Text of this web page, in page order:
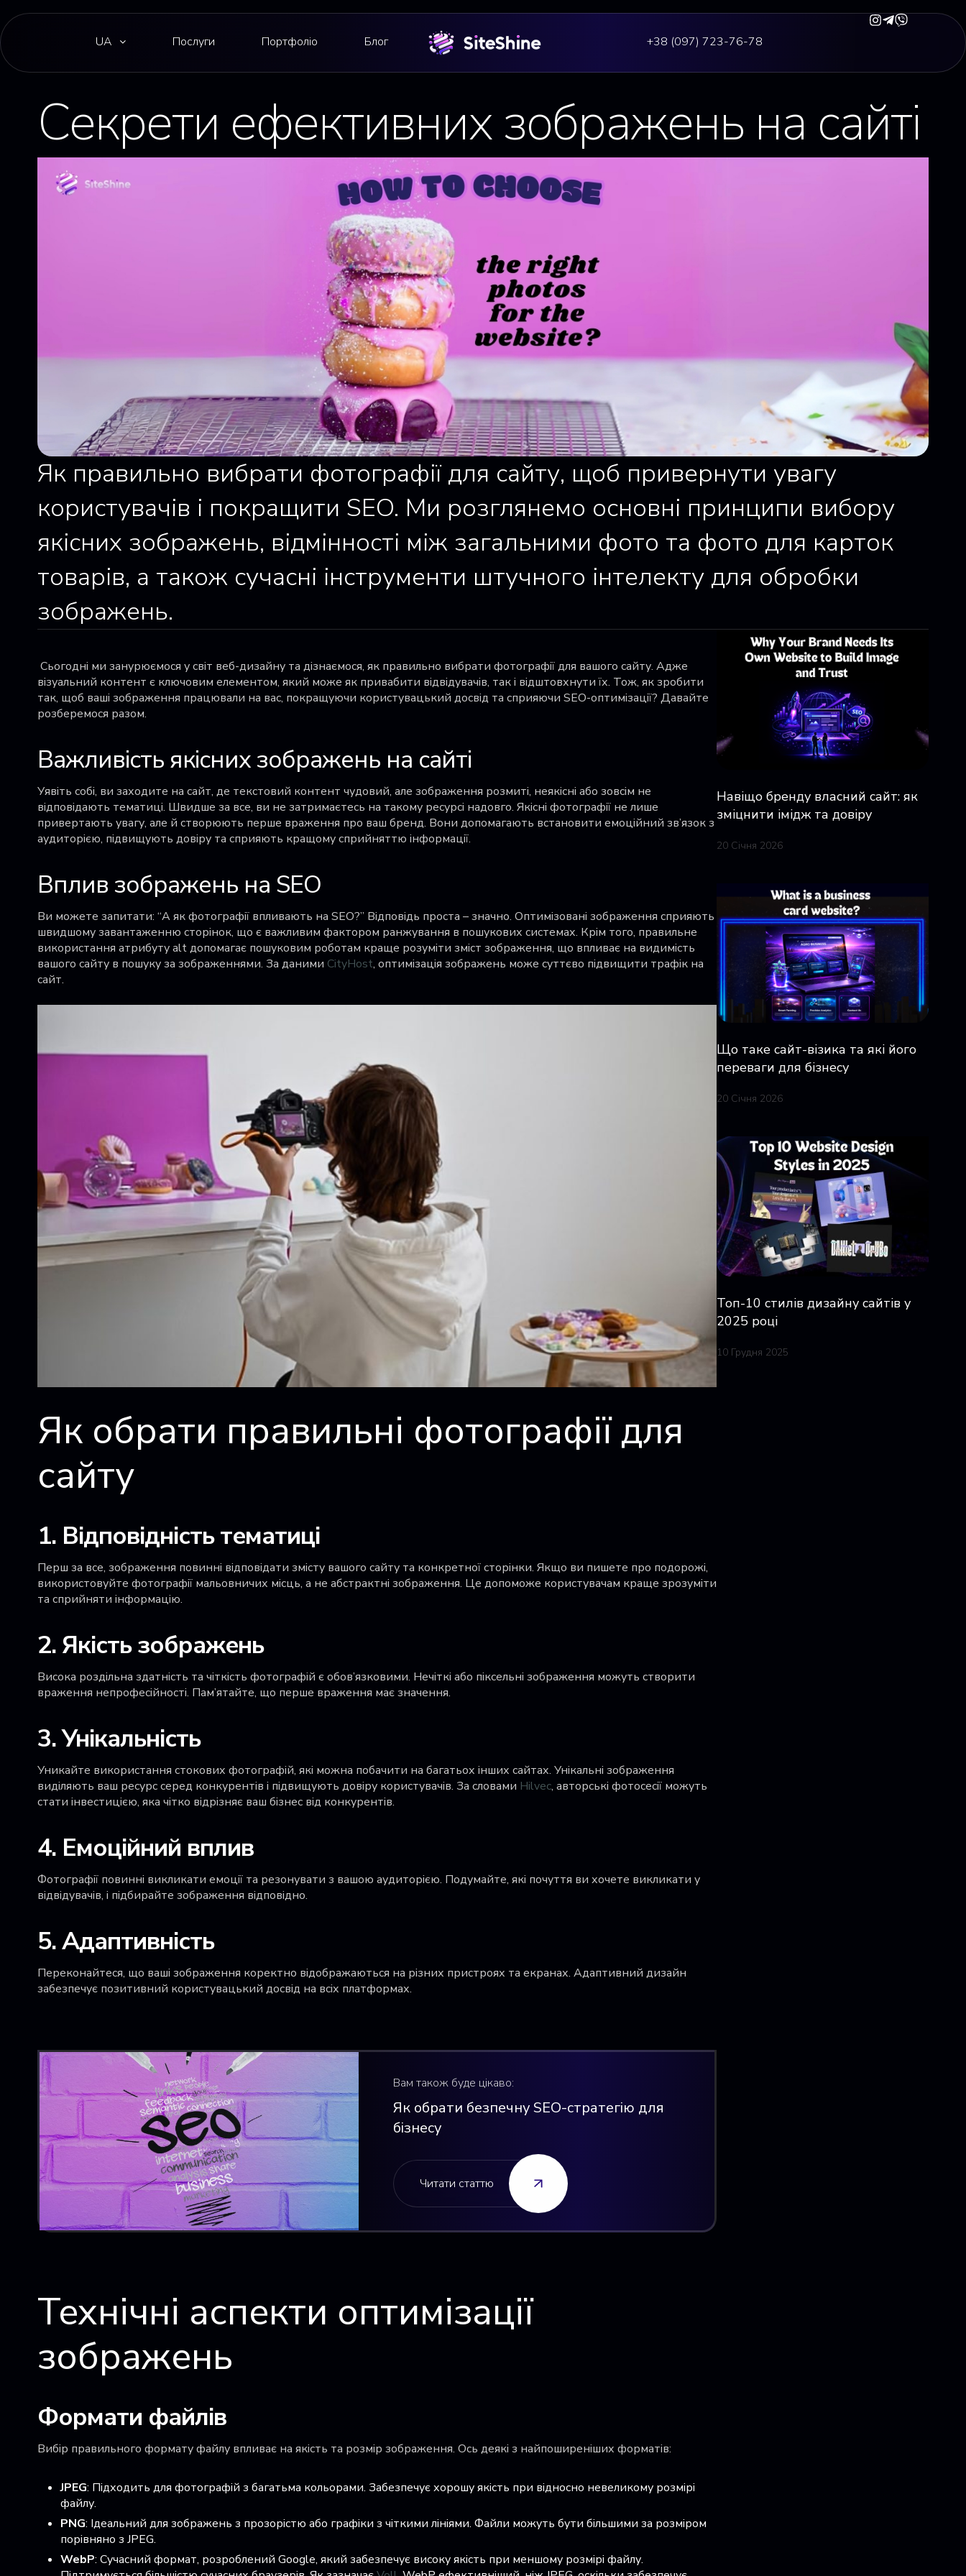
UA Послуги Портфоліо Блог +38 (097) 723-76-78
Секрети ефективних зображень на сайті
Як правильно вибрати фотографії для сайту, щоб привернути увагу
користувачів і покращити SEO. Ми розглянемо основні принципи вибору
якісних зображень, відмінності між загальними фото та фото для карток
товарів, а також сучасні інструменти штучного інтелекту для обробки
зображень.
Сьогодні ми занурюємося у світ веб-дизайну та дізнаємося, як правильно вибрати фотографії для вашого сайту. Адже
візуальний контент є ключовим елементом, який може як привабити відвідувачів, так і відштовхнути їх. Тож, як зробити
так, щоб ваші зображення працювали на вас, покращуючи користувацький досвід та сприяючи SEO-оптимізації? Давайте
розберемося разом.
Важливість якісних зображень на сайті
Уявіть собі, ви заходите на сайт, де текстовий контент чудовий, але зображення розмиті, неякісні або зовсім не
відповідають тематиці. Швидше за все, ви не затримаєтесь на такому ресурсі надовго. Якісні фотографії не лише
привертають увагу, але й створюють перше враження про ваш бренд. Вони допомагають встановити емоційний зв’язок з
аудиторією, підвищують довіру та сприяють кращому сприйняттю інформації.
Вплив зображень на SEO
Ви можете запитати: “А як фотографії впливають на SEO?” Відповідь проста – значно. Оптимізовані зображення сприяють
швидшому завантаженню сторінок, що є важливим фактором ранжування в пошукових системах. Крім того, правильне
використання атрибутуaltдопомагає пошуковим роботам краще розуміти зміст зображення, що впливає на видимість
вашого сайту в пошуку за зображеннями. За даними CityHost, оптимізація зображень може суттєво підвищити трафік на
сайт.
Як обрати правильні фотографії для
сайту
1. Відповідність тематиці
Перш за все, зображення повинні відповідати змісту вашого сайту та конкретної сторінки. Якщо ви пишете про подорожі,
використовуйте фотографії мальовничих місць, а не абстрактні зображення. Це допоможе користувачам краще зрозуміти
та сприйняти інформацію.
2. Якість зображень
Висока роздільна здатність та чіткість фотографій є обов’язковими. Нечіткі або піксельні зображення можуть створити
враження непрофесійності. Пам’ятайте, що перше враження має значення.
3. Унікальність
Уникайте використання стокових фотографій, які можна побачити на багатьох інших сайтах. Унікальні зображення
виділяють ваш ресурс серед конкурентів і підвищують довіру користувачів. За словами Hilvec, авторські фотосесії можуть
стати інвестицією, яка чітко відрізняє ваш бізнес від конкурентів.
4. Емоційний вплив
Фотографії повинні викликати емоції та резонувати з вашою аудиторією. Подумайте, які почуття ви хочете викликати у
відвідувачів, і підбирайте зображення відповідно.
5. Адаптивність
Переконайтеся, що ваші зображення коректно відображаються на різних пристроях та екранах. Адаптивний дизайн
забезпечує позитивний користувацький досвід на всіх платформах.
Вам також буде цікаво:
Як обрати безпечну SEO-стратегію для
бізнесу
Читати статтю
Технічні аспекти оптимізації
зображень
Формати файлів
Вибір правильного формату файлу впливає на якість та розмір зображення. Ось деякі з найпоширеніших форматів:
JPEG: Підходить для фотографій з багатьма кольорами. Забезпечує хорошу якість при відносно невеликому розмірі
файлу.
PNG: Ідеальний для зображень з прозорістю або графіки з чіткими лініями. Файли можуть бути більшими за розміром
порівняно з JPEG.
WebP: Сучасний формат, розроблений Google, який забезпечує високу якість при меншому розмірі файлу.
Навіщо бренду власний сайт: як
зміцнити імідж та довіру
20 Січня 2026
Що таке сайт-візика та які його
переваги для бізнесу
20 Січня 2026
Топ-10 стилів дизайну сайтів у
2025 році
10 Грудня 2025